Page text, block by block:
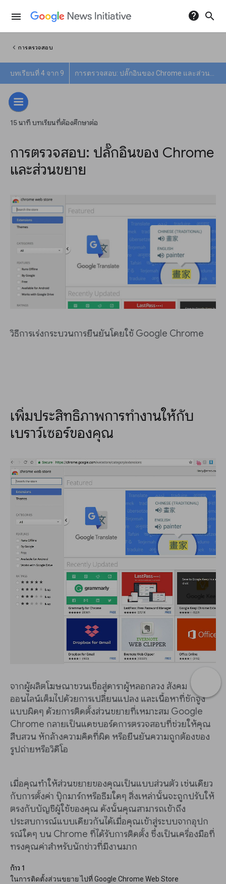
menu help search
chevron_left การตรวจสอบ
บทเรียนที่ 4 จาก 9
15 นาที บทเรียนที่ต้องศึกษาต่อ
การตรวจสอบ: ปลั๊กอินของ Chrome
และส่วนขยาย
วิธีการเร่งกระบวนการยืนยันโดยใช้ Google Chrome
เพิ่มประสิทธิภาพการทำงานให้กับ
เบราว์เซอร์ของคุณ
จากผู้ผลิตโฆษณาชวนเชื่อสู่ดาราผู้หลอกลวง สังคม
ออนไลน์เต็มไปด้วยการเปลี่ยนแปลง และเนื้อหาที่ชักจูง
แบบผิดๆ ด้วยการติดตั้งส่วนขยายที่เหมาะสม Google
Chrome กลายเป็นแดชบอร์ดการตรวจสอบที่ช่วยให้คุณ
สืบสวน หักล้างความคิดที่ผิด หรือยืนยันความถูกต้องของ
รูปถ่ายหรือวิดีโอ
เมื่อคุณทำให้ส่วนขยายของคุณเป็นแบบส่วนตัว เช่นเดียว
กับการตั้งค่า บุ๊กมาร์กหรือธีมใดๆ สิ่งเหล่านั้นจะถูกปรับให้
ตรงกับบัญชีผู้ใช้ของคุณ ดังนั้นคุณสามารถเข้าถึง
ประสบการณ์แบบเดียวกันได้เมื่อคุณเข้าสู่ระบบจากอุปก
รณ์ใดๆ บน Chrome ที่ได้รับการติดตั้ง ซึ่งเป็นเครื่องมือที่
ทรงคุณค่าสำหรับนักข่าวที่มีงานมาก
ก้าว 1
ในการติดตั้งส่วนขยาย ไปที่ Google Chrome Web Store